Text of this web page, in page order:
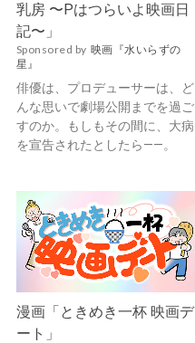
乳房 〜Pはつらいよ映画日
記〜」
Sponsored by 映画『水いらずの
星』
俳優は、プロデューサーは、ど
んな思いで劇場公開までを過ご
すのか。もしもその間に、大病
を宣告されたとしたら——。
漫画「ときめき一杯 映画デ
ート」